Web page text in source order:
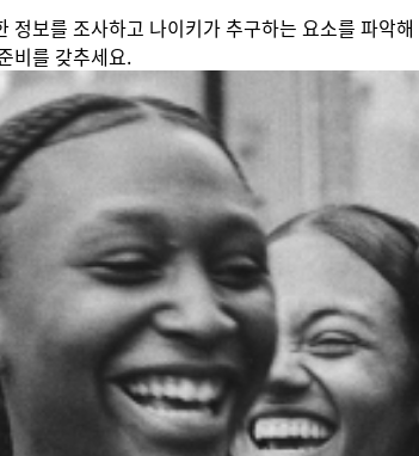
정보를 조사하고 나이키가 추구하는 요소를 파악
비를 갖추세요.